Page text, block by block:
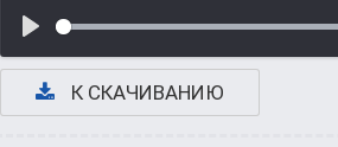
К СКАЧИВАНИЮ